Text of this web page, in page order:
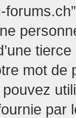
mot de
par